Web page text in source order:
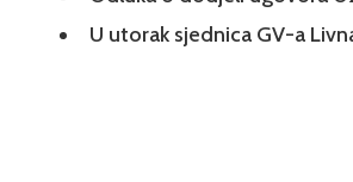
U utorak sjednica GV-a